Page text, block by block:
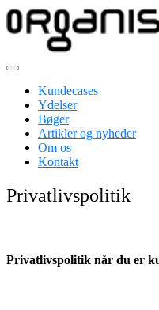
Skip
to
Organisation
Kundecases
Ydelser
Bøger
Artikler og nyheder
Om os
Kontakt
Privatlivspolitik
Privatlivspolitik når du er